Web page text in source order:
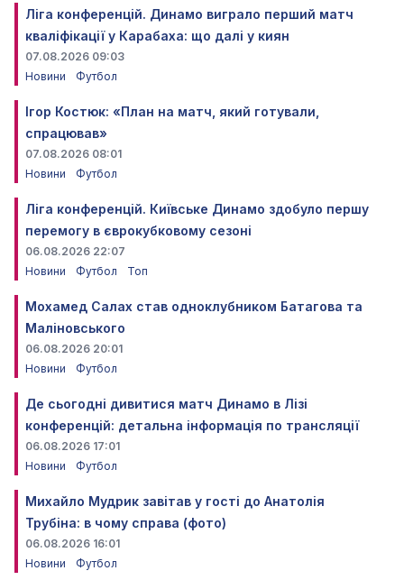
Ліга конференцій. Динамо виграло перший матч
кваліфікації у Карабаха: що далі у киян
07.08.2026 09:03
Новини
Футбол
Ігор Костюк: «План на матч, який готували,
спрацював»
07.08.2026 08:01
Новини
Футбол
Ліга конференцій. Київське Динамо здобуло першу
перемогу в єврокубковому сезоні
06.08.2026 22:07
Новини
Футбол Топ
Мохамед Салах став одноклубником Батагова та
Маліновського
06.08.2026 20:01
Новини
Футбол
Де сьогодні дивитися матч Динамо в Лізі
конференцій: детальна інформація по трансляції
06.08.2026 17:01
Новини
Футбол
Михайло Мудрик завітав у гості до Анатолія
Трубіна: в чому справа (фото)
06.08.2026 16:01
Новини
Футбол